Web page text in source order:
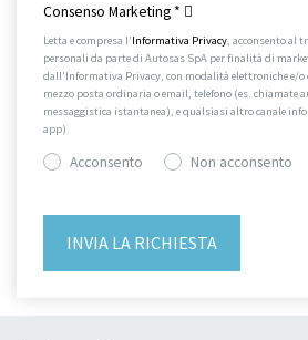
Consenso Marketing *
Letta e compresa l’Informativa Privacy, acconsento al
personali da parte di Autosas SpA per finalità di
dall’Informativa Privacy, con modalità elettroniche e/o
mezzo posta ordinaria o email, telefono (es. chiamate
messaggistica istantanea), e qualsiasi altro canale
app).
Acconsento Non acconsento